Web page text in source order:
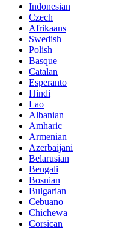
Indonesian
Czech
Afrikaans
Swedish
Polish
Basque
Catalan
Esperanto
Hindi
Lao
Albanian
Amharic
Armenian
Azerbaijani
Belarusian
Bengali
Bosnian
Bulgarian
Cebuano
Chichewa
Corsican